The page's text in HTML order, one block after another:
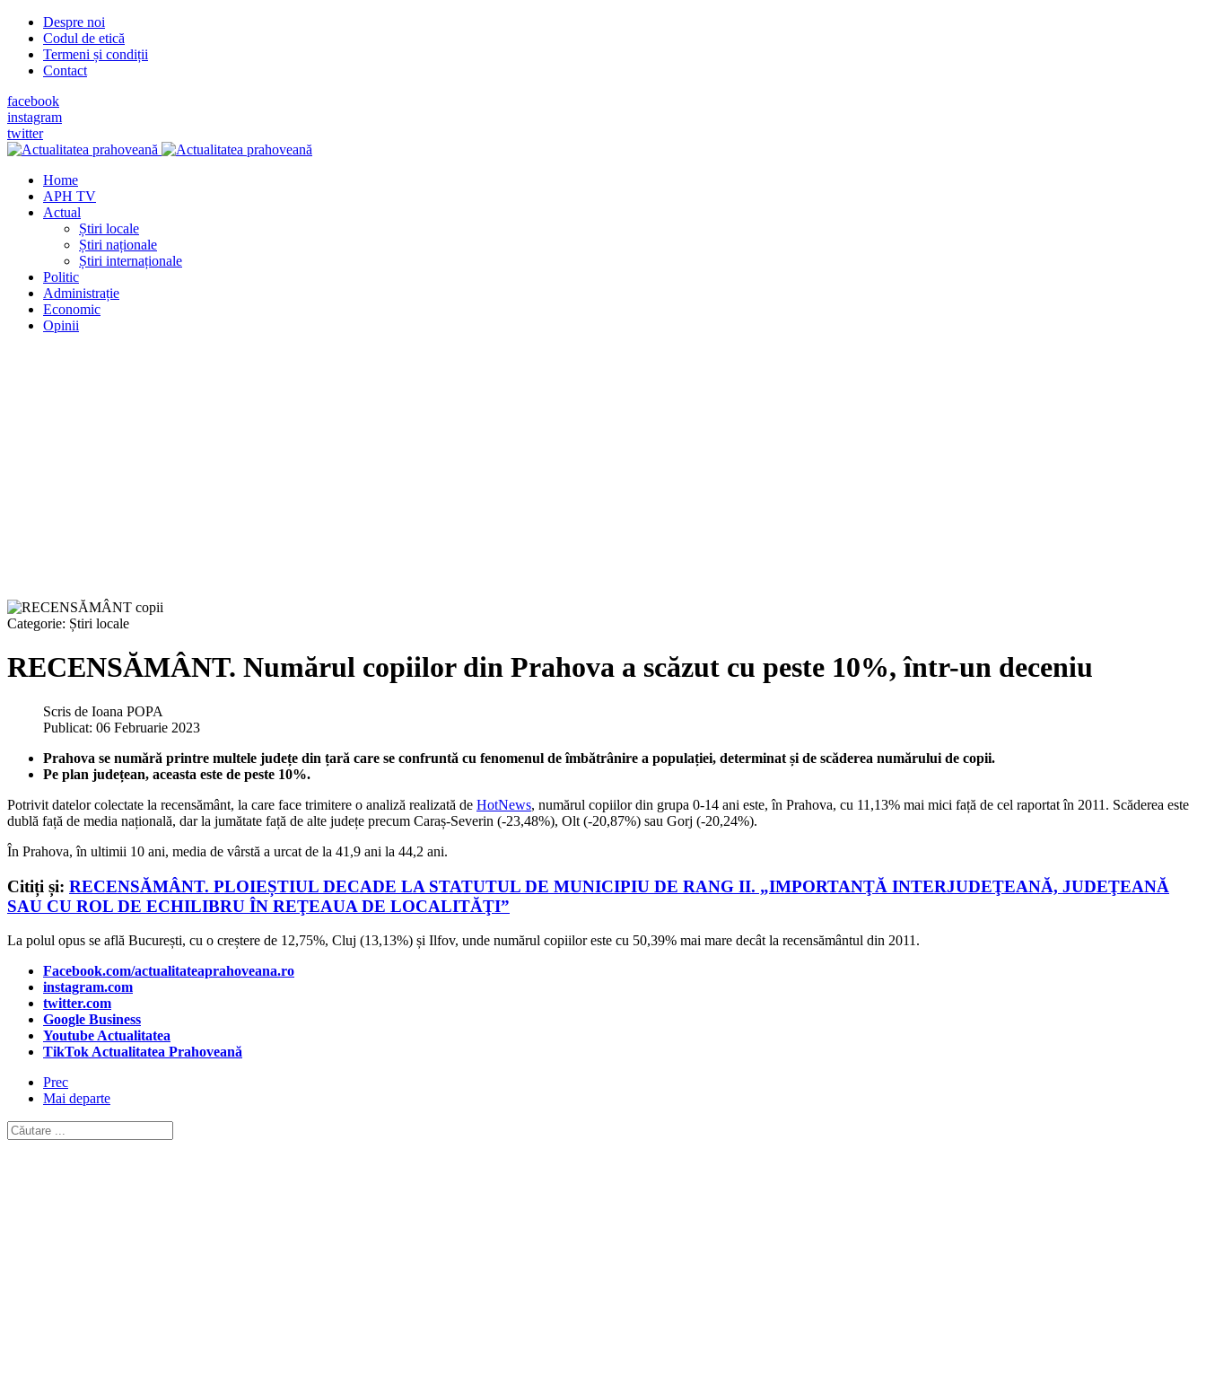
Despre noi
Codul de etică
Termeni și condiții
Contact
facebook
instagram
twitter
Home
APH TV
Actual
Știri locale
Știri naționale
Știri internaționale
Politic
Administrație
Economic
Opinii
Categorie: Știri locale
RECENSĂMÂNT. Numărul copiilor din Prahova a scăzut cu peste 10%, într-un deceniu
Scris de Ioana POPA
Publicat: 06 Februarie 2023
Prahova se numără printre multele județe din țară care se confruntă cu fenomenul de îmbătrânire a populației, determinat și de scăderea numărului de copii.
Pe plan județean, aceasta este de peste 10%.
Potrivit datelor colectate la recensământ, la care face trimitere o analiză realizată de HotNews, numărul copiilor din grupa 0-14 ani este, în Prahova, cu 11,13% mai mici față de cel raportat în 2011. Scăderea este
dublă față de media națională, dar la jumătate față de alte județe precum Caraș-Severin (-23,48%), Olt (-20,87%) sau Gorj (-20,24%).
În Prahova, în ultimii 10 ani, media de vârstă a urcat de la 41,9 ani la 44,2 ani.
Citiți și: RECENSĂMÂNT. PLOIEȘTIUL DECADE LA STATUTUL DE MUNICIPIU DE RANG II. „IMPORTANŢĂ INTERJUDEŢEANĂ, JUDEŢEANĂ
SAU CU ROL DE ECHILIBRU ÎN REŢEAUA DE LOCALITĂŢI”
La polul opus se află București, cu o creștere de 12,75%, Cluj (13,13%) și Ilfov, unde numărul copiilor este cu 50,39% mai mare decât la recensământul din 2011.
Facebook.com/actualitateaprahoveana.ro
instagram.com
twitter.com
Google Business
Youtube Actualitatea
TikTok Actualitatea Prahoveană
Prec
Mai departe